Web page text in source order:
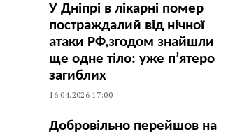
У Дніпрі в лікарні помер
постраждалий від нічної
атаки РФ,згодом знайшли
ще одне тіло: уже п’ятеро
загиблих
16.04.2026 17:00
Добровільно перейшов на